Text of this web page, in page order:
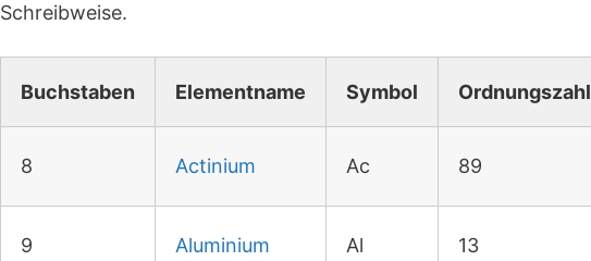
Schreibweise.
Buchstaben Elementname Symbol Ordnungszahl
8 Actinium Ac 89
9 Aluminium Al 13